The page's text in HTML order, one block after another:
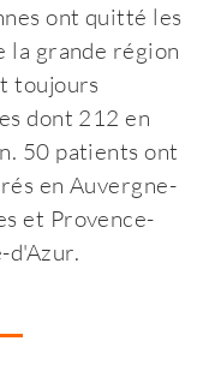
le
premier
confinement
a
fragilisé
les
plus
ont quitté les
la grande région
toujours
dont 212 en
50 patients ont
en Auvergne-
et Provence-
d'Azur.